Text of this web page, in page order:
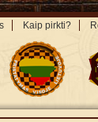
Kaip pirkti?